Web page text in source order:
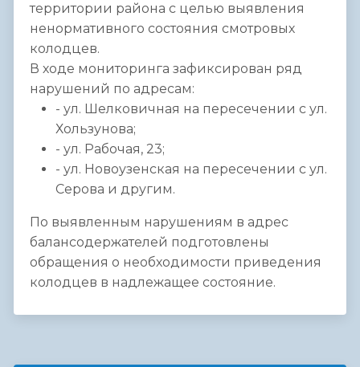
территории района с целью выявления
ненормативного состояния смотровых
колодцев.
В ходе мониторинга зафиксирован ряд
нарушений по адресам:
- ул. Шелковичная на пересечении с ул.
Хользунова;
- ул. Рабочая, 23;
- ул. Новоузенская на пересечении с ул.
Серова и другим.
По выявленным нарушениям в адрес
балансодержателей подготовлены
обращения о необходимости приведения
колодцев в надлежащее состояние.